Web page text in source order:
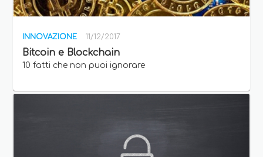
INNOVAZIONE 11/12/2017
Bitcoin e Blockchain
10 fatti che non puoi ignorare